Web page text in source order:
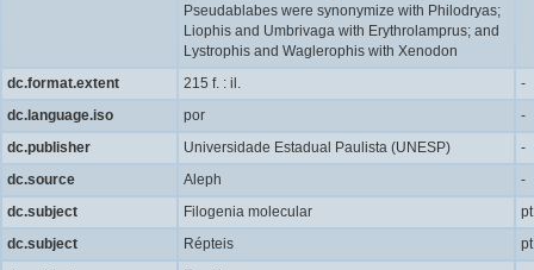
Pseudablabes were synonymize with Philodryas;
Liophis and Umbrivaga with Erythrolamprus; and
Lystrophis and Waglerophis with Xenodon
dc.format.extent 215 f. : il.
-
dc.language.iso
por
-
dc.publisher
Universidade Estadual Paulista (UNESP)
-
dc.source
Aleph
-
dc.subject
Filogenia molecular
pt
dc.subject
Répteis
pt